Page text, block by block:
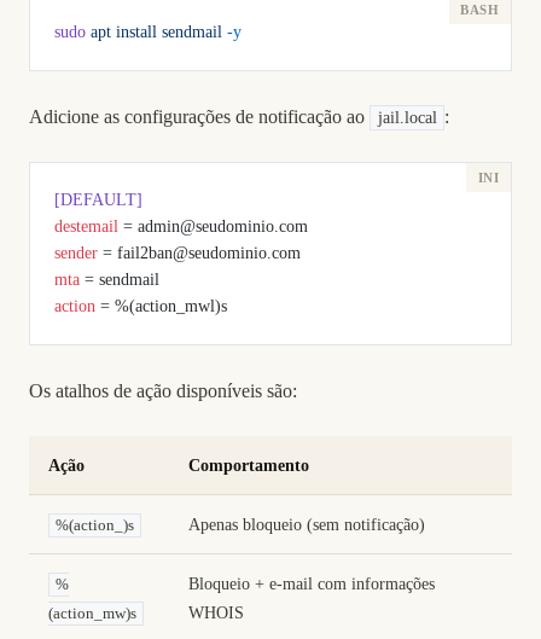
sudo apt install sendmail -y
Adicione as configurações de notificação ao jail.local :
[DEFAULT]
destemail = admin@seudominio.com
sender = fail2ban@seudominio.com
mta = sendmail
action = %(action_mwl)s
Os atalhos de ação disponíveis são:
Ação Comportamento
%(action_)s Apenas bloqueio (sem notificação)
%
(action_mw)s
Bloqueio + e-mail com informações
WHOIS